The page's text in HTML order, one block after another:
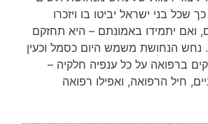
שכל בני ישראל יביטו בו ויזכרו
ואם יתמידו באמונתם – היא תחזקם
נחש הנחושת משמש היום כסמל וכעין
ברפואה על כל ענפיה חלקיה –
חיל הרפואה, ואפילו רפואה